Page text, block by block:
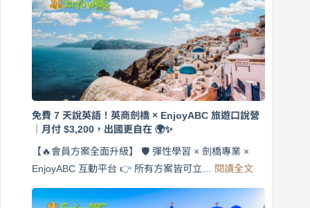
免費 7 天說英語！英商劍橋 × EnjoyABC 旅遊口說營
｜月付 $3,200，出國更自在 🌍✨
【🔥會員方案全面升級】 🛡️ 彈性學習 × 劍橋專業 ×
EnjoyABC 互動平台 👉 所有方案皆可立… 閱讀全文: